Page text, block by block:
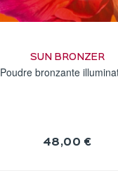
SUN BRONZER
Poudre bronzante
48,00 €